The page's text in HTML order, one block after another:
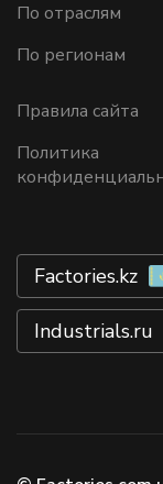
По отраслям
По регионам
Правила сайта
Политика
Factories.kz
Industrials.ru